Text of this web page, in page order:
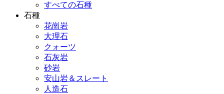
すべての石種
石種
花崗岩
大理石
クォーツ
石灰岩
砂岩
安山岩＆スレート
人造石